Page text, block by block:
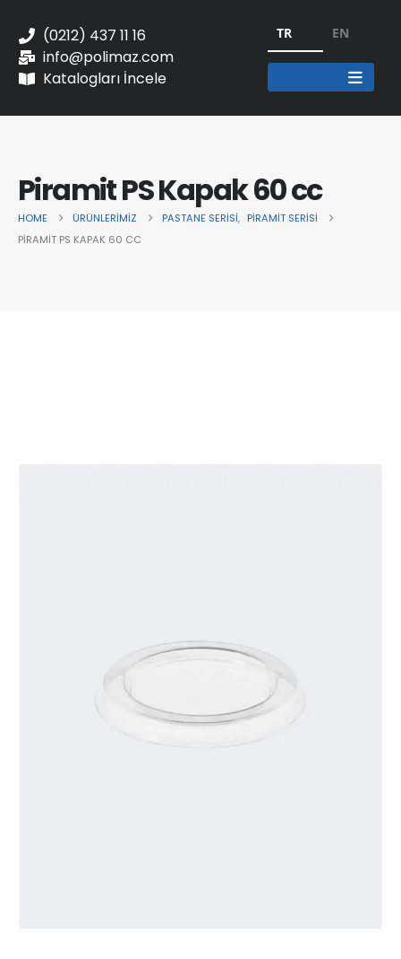
(0212) 437 11 16
info@polimaz.com
Katalogları İncele
TR EN
Piramit PS Kapak 60 cc
HOME ÜRÜNLERIMIZ PASTANE SERİSİ, PIRAMIT SERISI
PIRAMIT PS KAPAK 60 CC